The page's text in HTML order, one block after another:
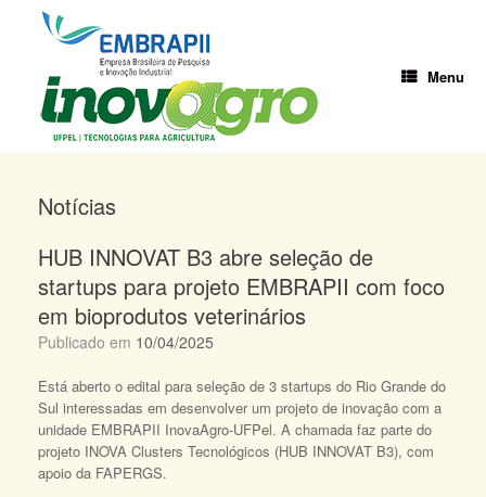
Menu
Notícias
HUB INNOVAT B3 abre seleção de
startups para projeto EMBRAPII com foco
em bioprodutos veterinários
Publicado em 10/04/2025
Está aberto o edital para seleção de 3 startups do Rio Grande do
Sul interessadas em desenvolver um projeto de inovação com a
unidade EMBRAPII InovaAgro-UFPel. A chamada faz parte do
projeto INOVA Clusters Tecnológicos (HUB INNOVAT B3), com
apoio da FAPERGS.